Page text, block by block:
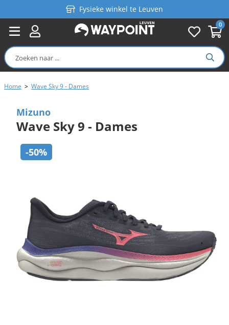
0
Fysieke winkel te Leuven
Persoonlijk advies
Gratis verzending in België vanaf €99
Home > Wave Sky 9 - Dames
Mizuno
Wave Sky 9 - Dames
-50%